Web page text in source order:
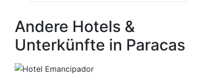
Andere Hotels &
Unterkünfte in Paracas